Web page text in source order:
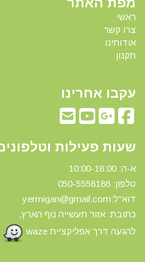
ראשי
צרו קשר
אודותינו
תקנון
עקבו אחרינו
שעות פעילות
א-ה: 10:00-18:00
טלפון: 0 50-5558186
דוא"ל:yermigan@gmail.com
כתובת: אזור תעשייה נוף הארץ,
להגעה דרך אפליקציית waze